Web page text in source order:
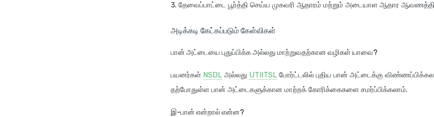
தேவைப்பாட்டை பூர்த்தி செய்ய முகவரி ஆதாரம் மற்றும் அடையாள ஆதார
அடிக்கடி கேட்கப்படும் கேள்விகள்
பான் அட்டையை புதுப்பிக்க அல்லது மாற்றுவதற்கான வழிகள் யாவை?
பயனர்கள் NSDL அல்லது UTIITSL போர்ட்டலில் புதிய பான் அட்டைக்கு
தற்போதுள்ள பான் அட்டைகளுக்கான மாற்றக் கோரிக்கைகளை சமர்ப்பிக்கலாம்.
இ-பான் என்றால் என்ன?